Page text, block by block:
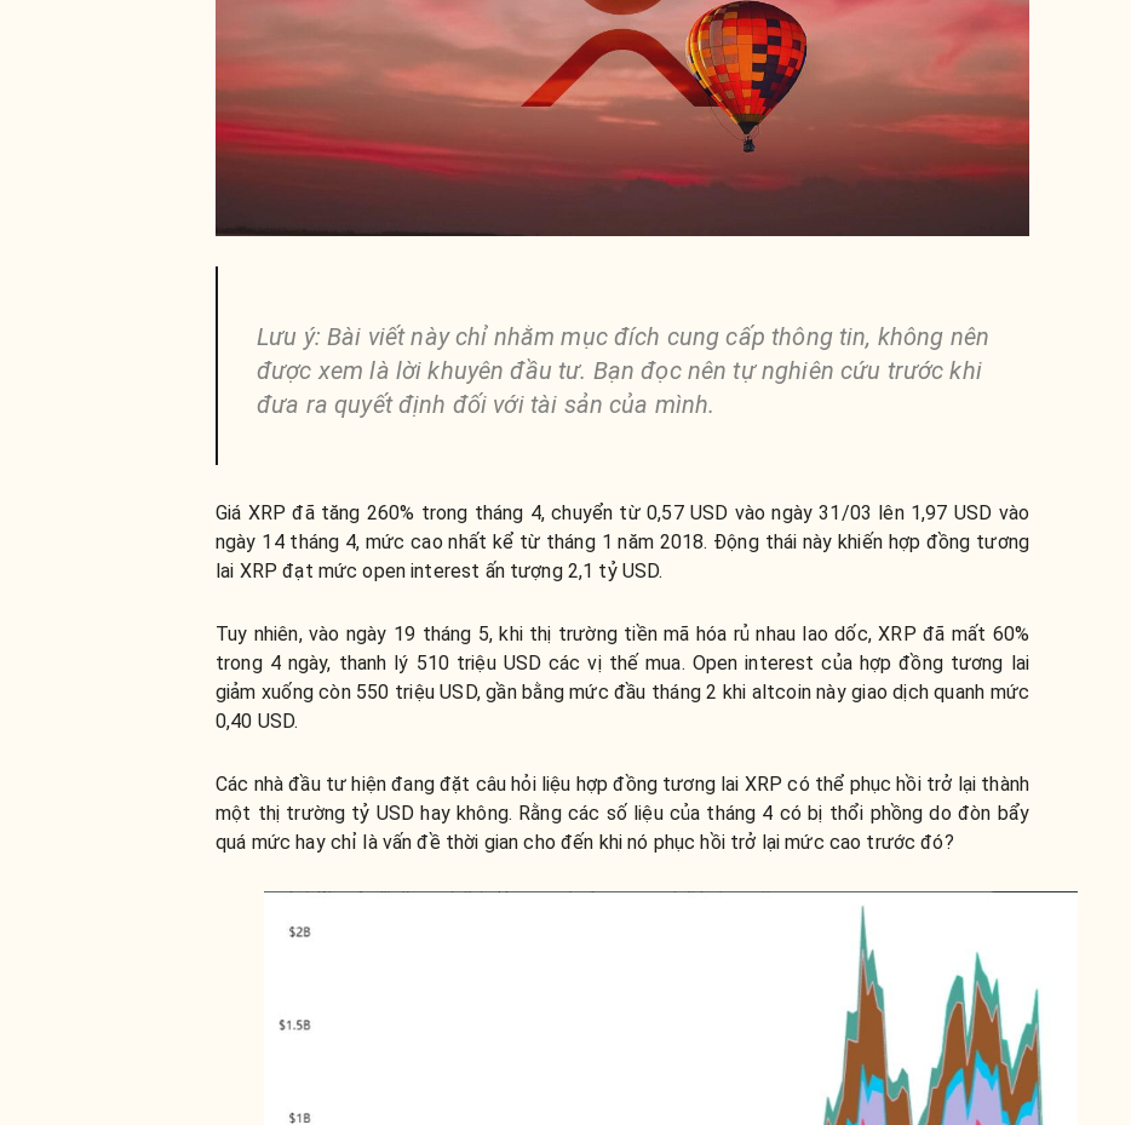
Lưu ý: Bài viết này chỉ nhằm mục đích cung cấp thông tin, không nên
được xem là lời khuyên đầu tư. Bạn đọc nên tự nghiên cứu trước khi
đưa ra quyết định đối với tài sản của mình.
Giá XRP đã tăng 260% trong tháng 4, chuyển từ 0,57 USD vào ngày 31/03 lên 1,97 USD vào
ngày 14 tháng 4, mức cao nhất kể từ tháng 1 năm 2018. Động thái này khiến hợp đồng tương
lai XRP đạt mức open interest ấn tượng 2,1 tỷ USD.
Tuy nhiên, vào ngày 19 tháng 5, khi thị trường tiền mã hóa rủ nhau lao dốc, XRP đã mất 60%
trong 4 ngày, thanh lý 510 triệu USD các vị thế mua. Open interest của hợp đồng tương lai
giảm xuống còn 550 triệu USD, gần bằng mức đầu tháng 2 khi altcoin này giao dịch quanh mức
0,40 USD.
Các nhà đầu tư hiện đang đặt câu hỏi liệu hợp đồng tương lai XRP có thể phục hồi trở lại thành
một thị trường tỷ USD hay không. Rằng các số liệu của tháng 4 có bị thổi phồng do đòn bẩy
quá mức hay chỉ là vấn đề thời gian cho đến khi nó phục hồi trở lại mức cao trước đó?